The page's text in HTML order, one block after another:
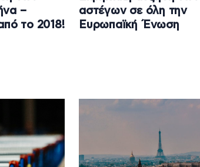
–
το 2018!
αστέγων σε όλη την
Ευρωπαϊκή Ένωση